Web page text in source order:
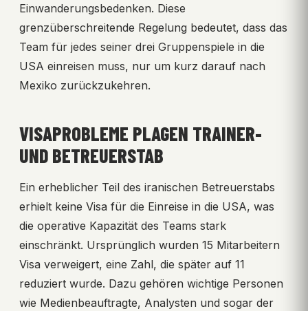
Einwanderungsbedenken. Diese
grenzüberschreitende Regelung bedeutet, dass das
Team für jedes seiner drei Gruppenspiele in die
USA einreisen muss, nur um kurz darauf nach
Mexiko zurückzukehren.
VISAPROBLEME PLAGEN TRAINER-
UND BETREUERSTAB
Ein erheblicher Teil des iranischen Betreuerstabs
erhielt keine Visa für die Einreise in die USA, was
die operative Kapazität des Teams stark
einschränkt. Ursprünglich wurden 15 Mitarbeitern
Visa verweigert, eine Zahl, die später auf 11
reduziert wurde. Dazu gehören wichtige Personen
wie Medienbeauftragte, Analysten und sogar der